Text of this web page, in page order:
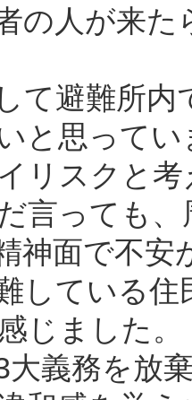
の人が来
て避難所内
と思って
リスクと
言っても
神面で不安
している
じました。
大義務を放